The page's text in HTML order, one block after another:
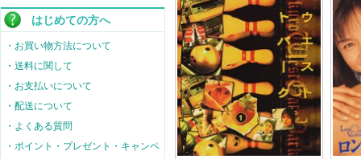
はじめての方へ
・お買い物方法について
・送料に関して
・お支払いについて
・配送について
・よくある質問
・ポイント・プレゼント・キャンペ